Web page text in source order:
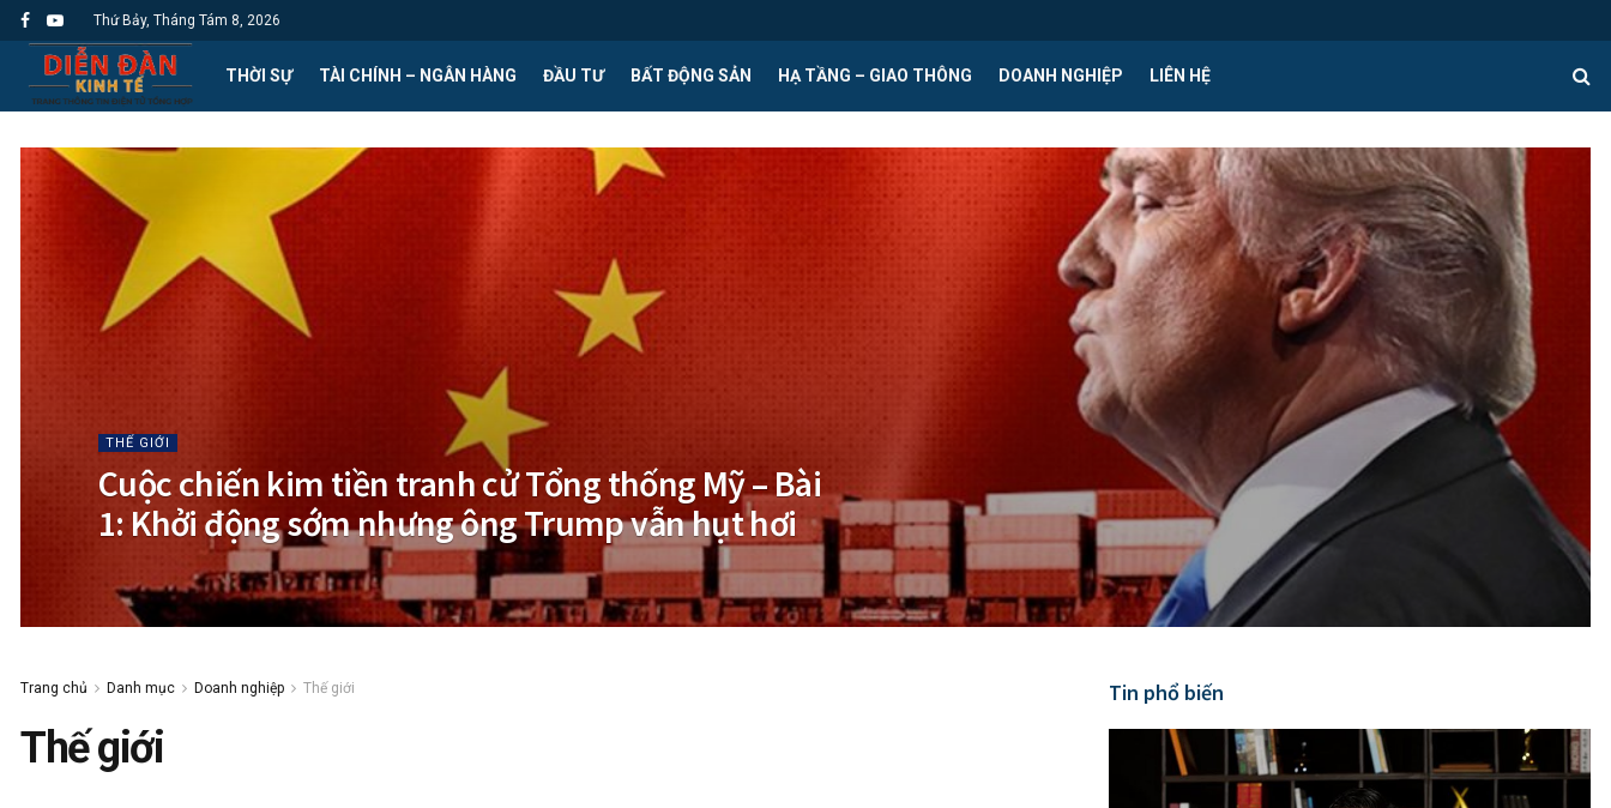
Thứ Bảy, Tháng Tám 8, 2026
THỜI SỰ TÀI CHÍNH – NGÂN HÀNG ĐẦU TƯ BẤT ĐỘNG SẢN HẠ TẦNG – GIAO THÔNG DOANH NGHIỆP LIÊN HỆ
THẾ GIỚI
Cuộc chiến kim tiền tranh cử Tổng thống Mỹ – Bài
1: Khởi động sớm nhưng ông Trump vẫn hụt hơi
Trang chủ Danh mục Doanh nghiệp Thế giới
Thế giới
Tin phổ biến